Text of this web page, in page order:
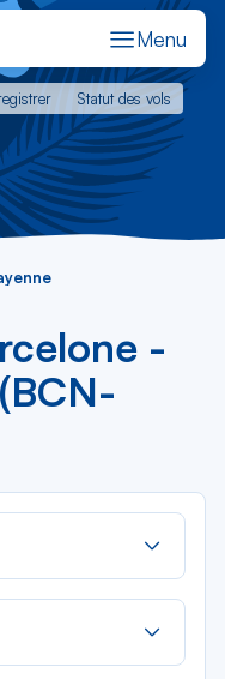
Menu
Statut des vols
Statut des vols
-